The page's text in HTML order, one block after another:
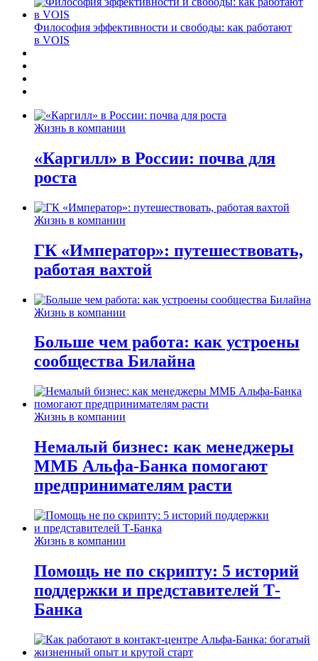
Философия эффективности и свободы: как работают
в VOIS
Жизнь в компании
«Каргилл» в России: почва для
роста
Жизнь в компании
ГК «Император»: путешествовать,
работая вахтой
Жизнь в компании
Больше чем работа: как устроены
сообщества Билайна
Жизнь в компании
Немалый бизнес: как менеджеры
ММБ Альфа-Банка помогают
предпринимателям расти
Жизнь в компании
Помощь не по скрипту: 5 историй
поддержки и представителей Т-
Банка